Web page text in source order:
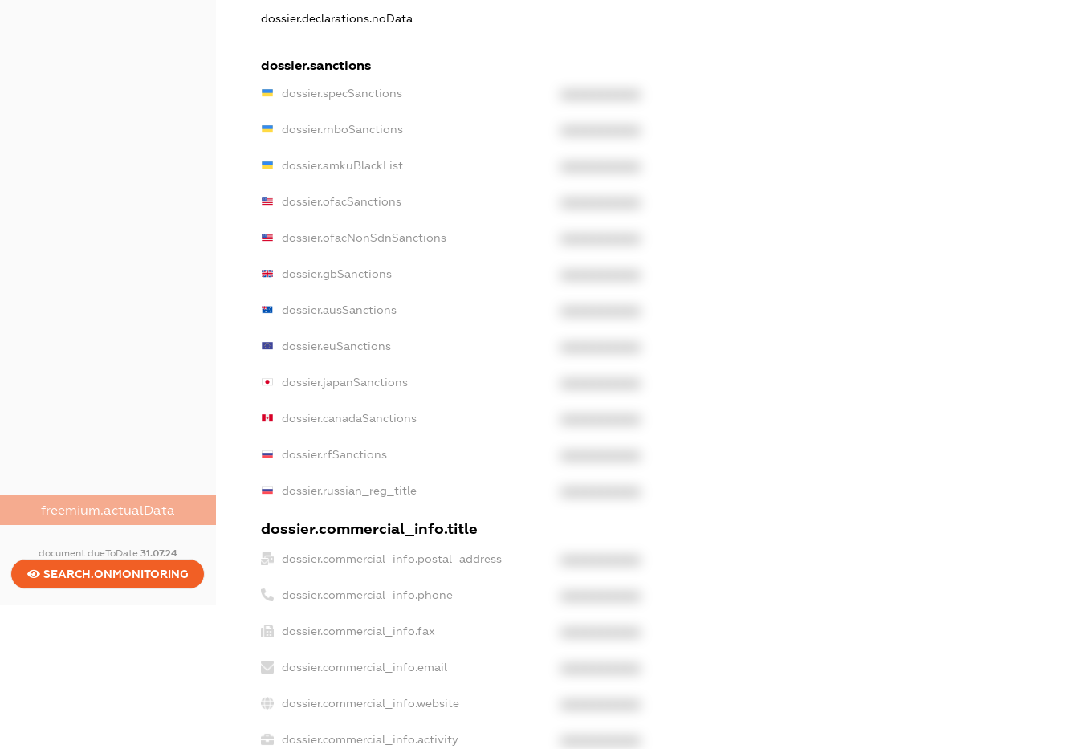
freemium.actualData
document.dueToDate 31.07.24
SEARCH.ONMONITORING
dossier.declarations.noData
dossier.sanctions
dossier.specSanctions
dossier.rnboSanctions
dossier.amkuBlackList
dossier.ofacSanctions
dossier.ofacNonSdnSanctions
dossier.gbSanctions
dossier.ausSanctions
dossier.euSanctions
dossier.japanSanctions
dossier.canadaSanctions
dossier.rfSanctions
dossier.russian_reg_title
dossier.commercial_info.title
dossier.commercial_info.postal_address
dossier.commercial_info.phone
dossier.commercial_info.fax
dossier.commercial_info.email
dossier.commercial_info.website
dossier.commercial_info.activity